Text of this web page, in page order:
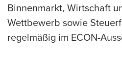
Binnenmarkt, Wirtschaft
Wettbewerb sowie
regelmäßig im ECON-